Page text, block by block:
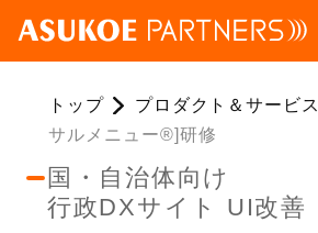
トップ プロダクト＆サービス
サルメニュー®]研修
国・自治体向け
行政DXサイト UI改善